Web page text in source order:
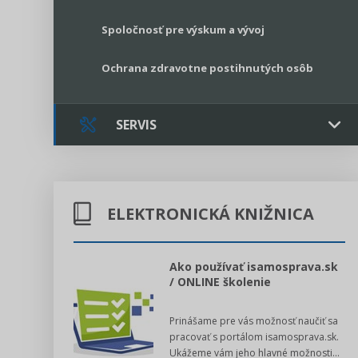
Spoločnosť pre výskum a vývoj
Ochrana zdravotne postihnutých osôb
SERVIS
Online poradenstvo
Register neziskových organizácií
Legislatívne správy
ELEKTRONICKÁ KNIŽNICA
Ako používať isamosprava.sk
/ ONLINE školenie
Prinášame pre vás možnosť naučiť sa
pracovať s portálom isamosprava.sk.
Ukážeme vám jeho hlavné možnosti...